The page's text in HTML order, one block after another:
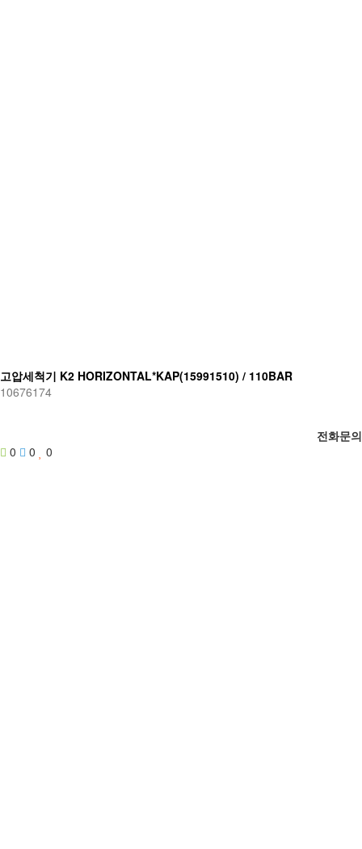
고압세척기 K2 HORIZONTAL*KAP(15991510) / 110BAR
10676174
전화문의
0
0 0